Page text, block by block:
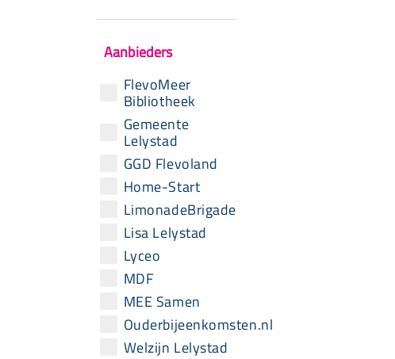
Aanbieders
FlevoMeer
Bibliotheek
Gemeente
Lelystad
GGD Flevoland
Home-Start
LimonadeBrigade
Lisa Lelystad
Lyceo
MDF
MEE Samen
Ouderbijeenkomsten.nl
Welzijn Lelystad